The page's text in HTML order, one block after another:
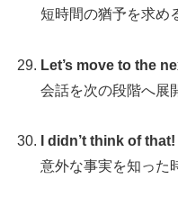
短時間の猶予を求め
Let’s move to the
会話を次の段階へ展
I didn’t think of that!
意外な事実を知った